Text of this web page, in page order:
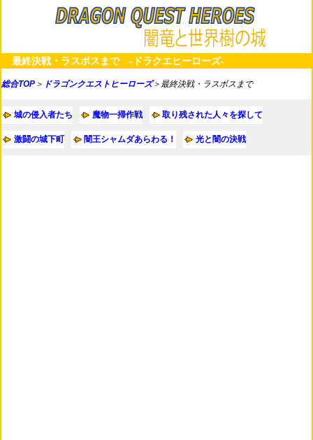
最終決戦・ラスボスまで -ドラクエヒーローズ-
総合TOP ＞ ドラゴンクエストヒーローズ＞最終決戦・ラスボスまで
城の侵入者たち 魔物一掃作戦 取り残された人々を探して
激闘の城下町 闇王シャムダあらわる！ 光と闇の決戦